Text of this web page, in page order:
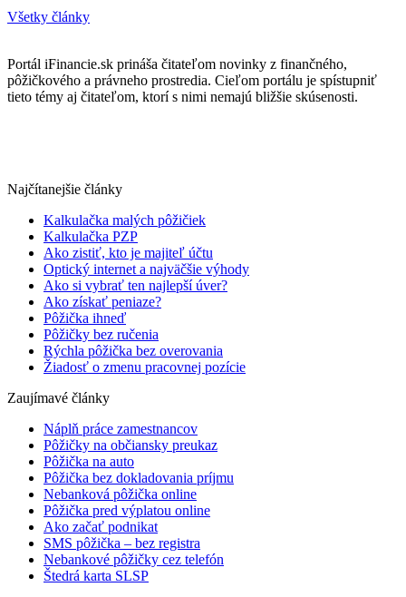
Všetky články
Portál iFinancie.sk prináša čitateľom novinky z finančného,
pôžičkového a právneho prostredia. Cieľom portálu je spístupniť
tieto témy aj čitateľom, ktorí s nimi nemajú bližšie skúsenosti.
Najčítanejšie články
Kalkulačka malých pôžičiek
Kalkulačka PZP
Ako zistiť, kto je majiteľ účtu
Optický internet a najväčšie výhody
Ako si vybrať ten najlepší úver?
Ako získať peniaze?
Pôžička ihneď
Pôžičky bez ručenia
Rýchla pôžička bez overovania
Žiadosť o zmenu pracovnej pozície
Zaujímavé články
Náplň práce zamestnancov
Pôžičky na občiansky preukaz
Pôžička na auto
Pôžička bez dokladovania príjmu
Nebanková pôžička online
Pôžička pred výplatou online
Ako začať podnikat
SMS pôžička – bez registra
Nebankové pôžičky cez telefón
Štedrá karta SLSP